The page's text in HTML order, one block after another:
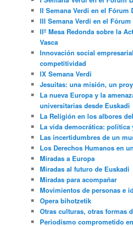
II Semana Verdi en el Fórum
III Semana Verdi en el Fórum
IIº Mesa Redonda sobre la
Vasca
Innovación social
competitividad
IX Semana Verdi
Jesuitas: una misión, un
La nueva Europa y la
universitarias desde Euskadi
La Religión en los albores
La vida democrática: política
Las incertidumbres de un
Los Derechos Humanos en
Miradas a Europa
Miradas al futuro de Euskadi
Miradas para acompañar
Movimientos de personas e
Opera bihotzetik
Otras culturas, otras formas
Periodismo comprometido